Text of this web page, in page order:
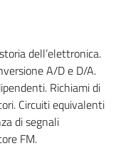
dell’elettronica.
A/D e D/A.
Richiami di
Circuiti equivalenti
di segnali
FM.